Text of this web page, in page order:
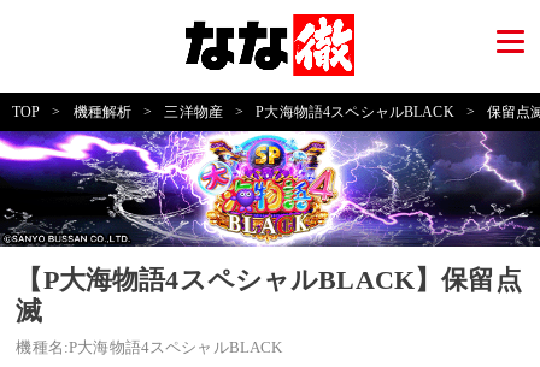
TOP > 機種解析 > 三洋物産 > P大海物語4スペシャルBLACK > 保留点
【P大海物語4スペシャルBLACK】保留点
滅
機種名:P大海物語4スペシャルBLACK